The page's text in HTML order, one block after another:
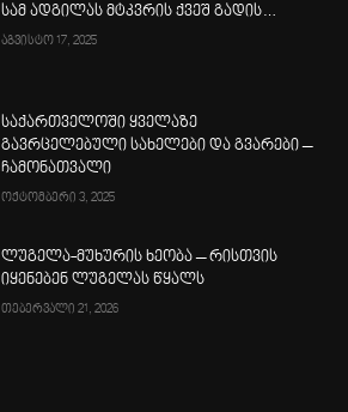
სამ ადგილას მტკვრის ქვეშ გადის…
აგვისტო 17, 2025
საქართველოში ყველაზე
გავრცელებული სახელები და გვარები –
ჩამონათვალი
ოქტომბერი 3, 2025
ლუგელა-მუხურის ხეობა – რისთვის
იყენებენ ლუგელას წყალს
თებერვალი 21, 2026